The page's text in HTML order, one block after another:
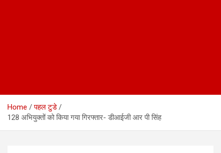
Home
पहल टुडे
128 अभियुक्तों को किया गया गिरफ्तार- डीआईजी आर पी सिंह